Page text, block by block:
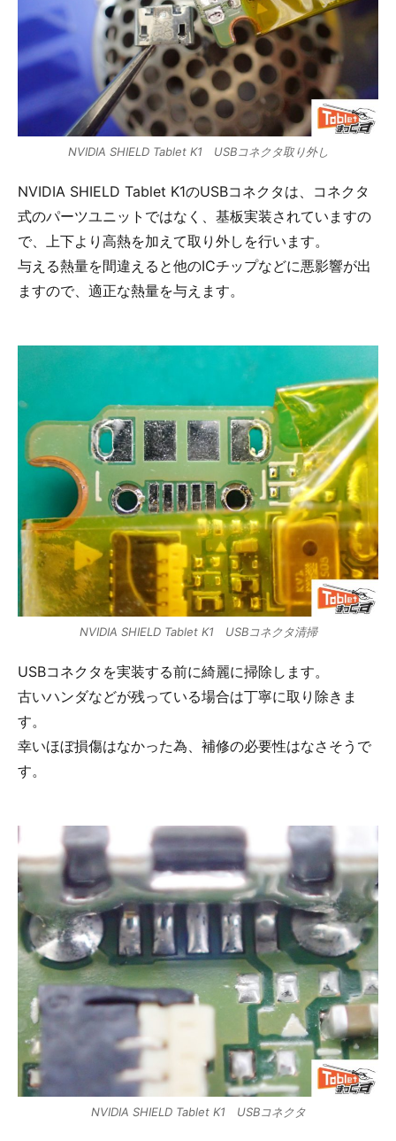
NVIDIA SHIELD Tablet K1 USBコネクタ取り外し
NVIDIA SHIELD Tablet K1のUSBコネクタは、コネクタ
式のパーツユニットではなく、基板実装されていますの
で、上下より高熱を加えて取り外しを行います。
与える熱量を間違えると他のICチップなどに悪影響が出
ますので、適正な熱量を与えます。
NVIDIA SHIELD Tablet K1 USBコネクタ清掃
USBコネクタを実装する前に綺麗に掃除します。
古いハンダなどが残っている場合は丁寧に取り除きま
す。
幸いほぼ損傷はなかった為、補修の必要性はなさそうで
す。
NVIDIA SHIELD Tablet K1 USBコネクタ